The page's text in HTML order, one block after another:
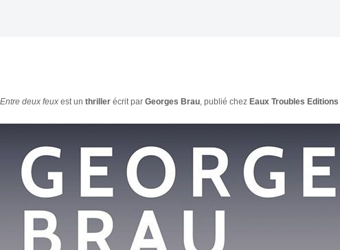
Entre deux feux est un thriller écrit par Georges Brau, publié chez Eaux Troubles Editions